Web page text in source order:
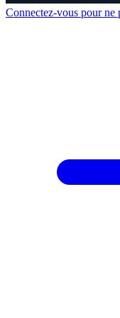
Connectez-vous pour ne